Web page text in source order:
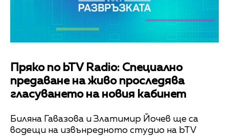
Пряко по bTV Radio: Специално
предаване на живо проследява
гласуването на новия кабинет
Биляна Гавазова и Златимир Йочев ще са
водещи на извънредното студио на bTV